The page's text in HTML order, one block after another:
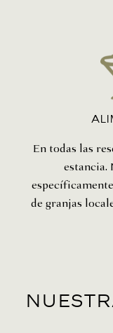
En todas las
estancia.
de granjas